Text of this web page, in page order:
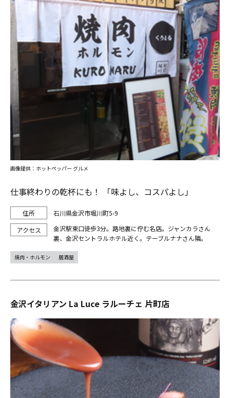
仕事終わりの乾杯にも！ 「味よし、コスパよし」
石川県金沢市堀川町5-9
金沢駅東口徒歩3分。路地裏に佇む名店。ジャンカラさん
裏、金沢セントラルホテル近く。テーブルナナさん隣。
画像提供：ホットペッパー グルメ
焼肉・ホルモン 居酒屋
金沢イタリアン La Luce ラルーチェ 片町店